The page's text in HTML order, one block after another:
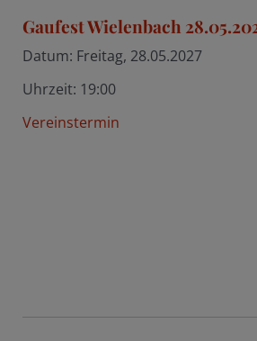
Gaufest Wielenbach
Datum: Freitag, 28.05.2027
Uhrzeit: 19:00
Vereinstermin